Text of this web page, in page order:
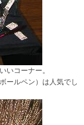
いコーナー。
ールペン）は人気でし